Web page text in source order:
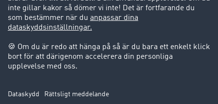
Support
Support
Juridiskt
Företagsinformation
Användarvillkor